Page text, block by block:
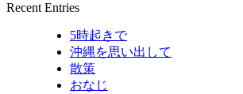
Recent Entries
5時起きで
沖縄を思い出して
散策
おなじ